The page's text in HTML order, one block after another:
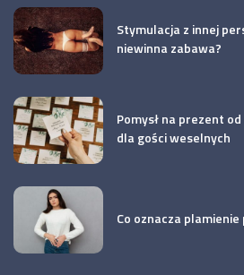
Stymulacja z innej
niewinna zabawa?
Pomysł na prezent
dla gości weselnych
Co oznacza